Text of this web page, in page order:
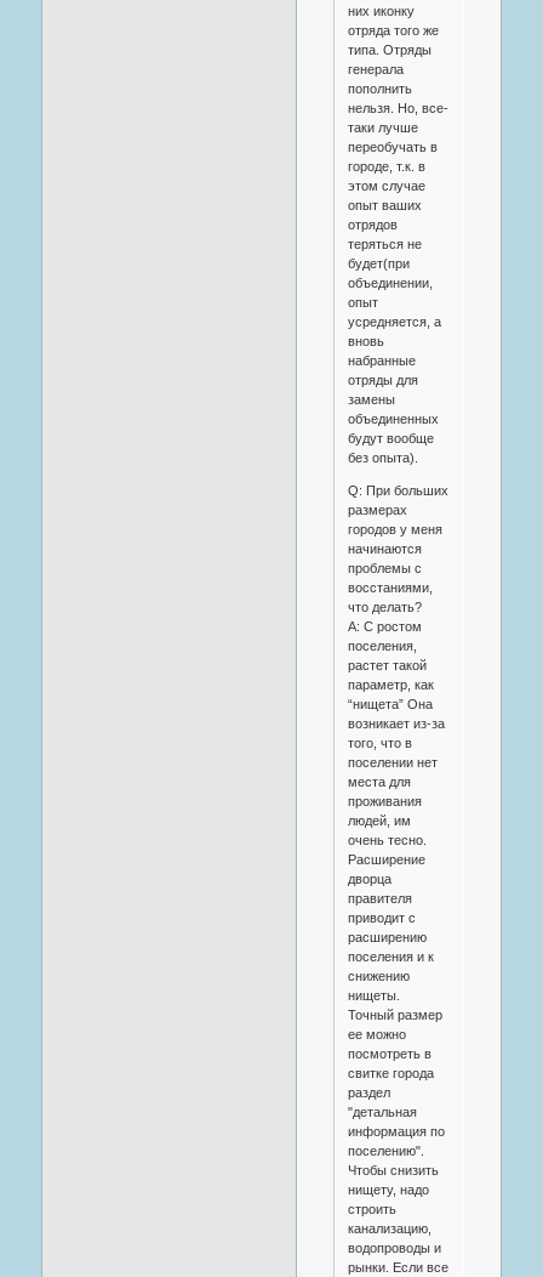
них иконку
отряда того же
типа. Отряды
генерала
пополнить
нельзя. Но, все-
таки лучше
переобучать в
городе, т.к. в
этом случае
опыт ваших
отрядов
теряться не
будет(при
объединении,
опыт
усредняется, а
вновь
набранные
отряды для
замены
объединенных
будут вообще
без опыта).
Q: При больших
размерах
городов у меня
начинаются
проблемы с
восстаниями,
что делать?
A: С ростом
поселения,
растет такой
параметр, как
“нищета” Она
возникает из-за
того, что в
поселении нет
места для
проживания
людей, им
очень тесно.
Расширение
дворца
правителя
приводит с
расширению
поселения и к
снижению
нищеты.
Точный размер
ее можно
посмотреть в
свитке города
раздел
"детальная
информация по
поселению".
Чтобы снизить
нищету, надо
строить
канализацию,
водопроводы и
рынки. Если все